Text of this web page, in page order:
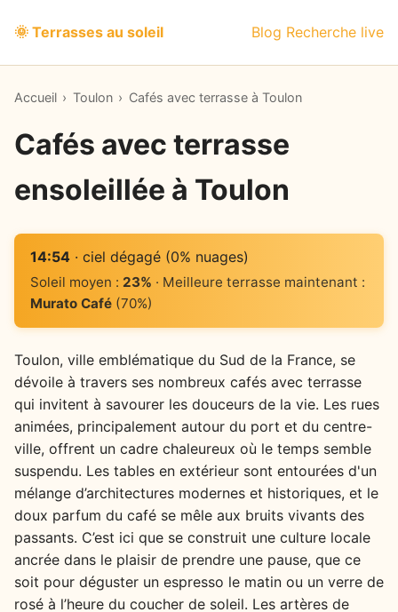
🌞 Terrasses au soleil Blog Recherche live
Accueil › Toulon › Cafés avec terrasse à Toulon
Cafés avec terrasse
ensoleillée à Toulon
14:54· ciel dégagé (0% nuages)
Soleil moyen : 23% · Meilleure terrasse maintenant :
Murato Café(70%)
Toulon, ville emblématique du Sud de la France, se
dévoile à travers ses nombreux cafés avec terrasse
qui invitent à savourer les douceurs de la vie. Les rues
animées, principalement autour du port et du centre-
ville, offrent un cadre chaleureux où le temps semble
suspendu. Les tables en extérieur sont entourées d'un
mélange d’architectures modernes et historiques, et le
doux parfum du café se mêle aux bruits vivants des
passants. C’est ici que se construit une culture locale
ancrée dans le plaisir de prendre une pause, que ce
soit pour déguster un espresso le matin ou un verre de
rosé à l’heure du coucher de soleil. Les artères de